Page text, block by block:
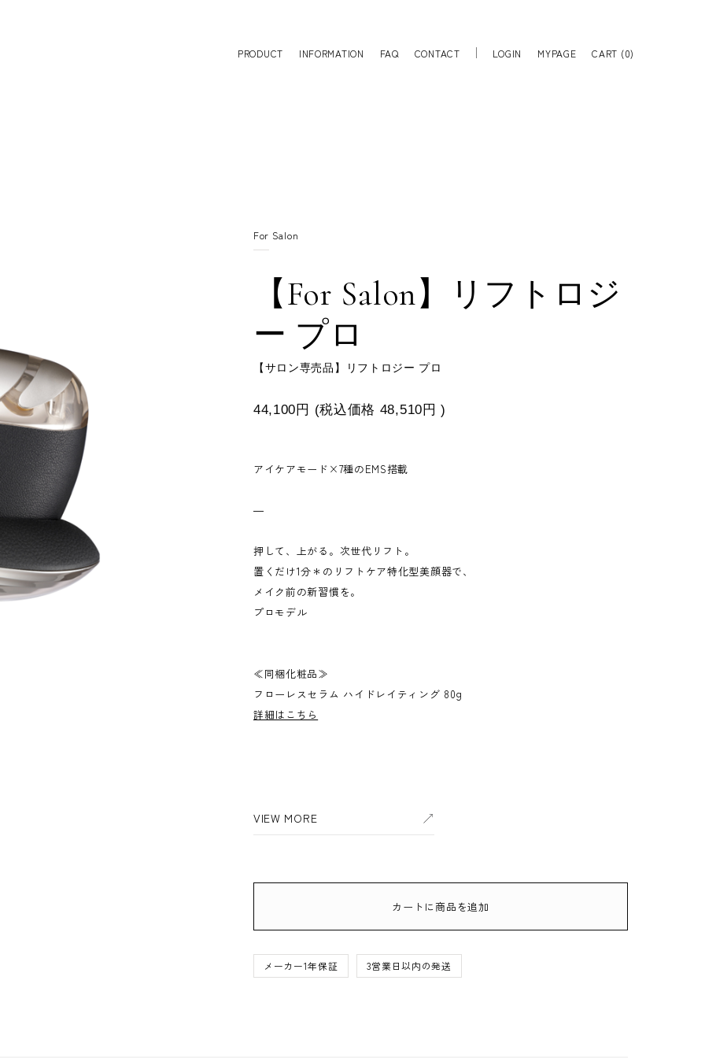
PRODUCT INFORMATION FAQ CONTACT LOGIN MYPAGE CART (0)
For Salon
【For Salon】リフトロジ
ー プロ
【サロン専売品】リフトロジー プロ
44,100円 (税込価格 48,510円 )
アイケアモード×7種のEMS搭載
―
押して、上がる。次世代リフト。
置くだけ1分＊のリフトケア特化型美顔器で、
メイク前の新習慣を。
プロモデル
≪同梱化粧品≫
フローレスセラム ハイドレイティング 80g
詳細はこちら
VIEW MORE
カートに商品を追加
メーカー1年保証 3営業日以内の発送